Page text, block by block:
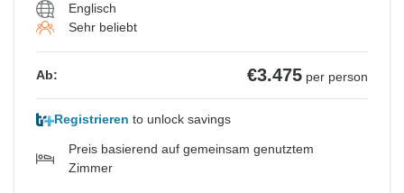
Englisch
Sehr beliebt
Ab: €3.475 per person
Registrieren to unlock savings
Preis basierend auf gemeinsam genutztem
Zimmer